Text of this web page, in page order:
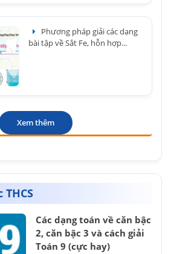
Phương pháp giải các dạng
bài tập về Sắt Fe, hỗn hợp...
Xem thêm
Các dạng toán về căn bậc
2, căn bậc 3 và cách giải
Toán 9 (cực hay)